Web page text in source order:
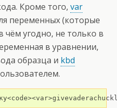
Кроме того, var
переменных (которые
угодно, не только в
в уравнении,
образца и kbd